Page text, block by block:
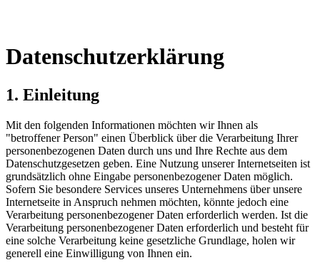
Datenschutzerklärung
1. Einleitung
Mit den folgenden Informationen möchten wir Ihnen als
"betroffener Person" einen Überblick über die Verarbeitung Ihrer
personenbezogenen Daten durch uns und Ihre Rechte aus dem
Datenschutzgesetzen geben. Eine Nutzung unserer Internetseiten ist
grundsätzlich ohne Eingabe personenbezogener Daten möglich.
Sofern Sie besondere Services unseres Unternehmens über unsere
Internetseite in Anspruch nehmen möchten, könnte jedoch eine
Verarbeitung personenbezogener Daten erforderlich werden. Ist die
Verarbeitung personenbezogener Daten erforderlich und besteht für
eine solche Verarbeitung keine gesetzliche Grundlage, holen wir
generell eine Einwilligung von Ihnen ein.